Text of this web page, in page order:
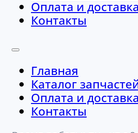
Оплата и доставка
Контакты
Главная
Каталог
Оплата и доставка
Контакты